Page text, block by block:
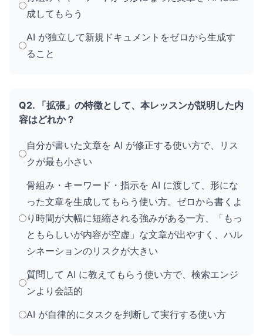
成してもらう
AI が独立して新規ドキュメントをゼロから生成す
ること
Q2. 「拡張」の特徴として、本レッスンが説明した内
容はどれか？
自分が書いた文章を AI が修正する使い方で、リス
クが最も小さい
骨組み・キーワード・指示を AI に渡して、形にな
った文章を生成してもらう使い方。ゼロから書くよ
り時間が大幅に短縮される強みがある一方、「もっ
ともらしいが内容が空虚」な文章が出やすく、ハル
シネーションのリスクが大きい
質問して AI に教えてもらう使い方で、検索エンジ
ンより会話的
AI が自律的にタスクを判断して実行する使い方